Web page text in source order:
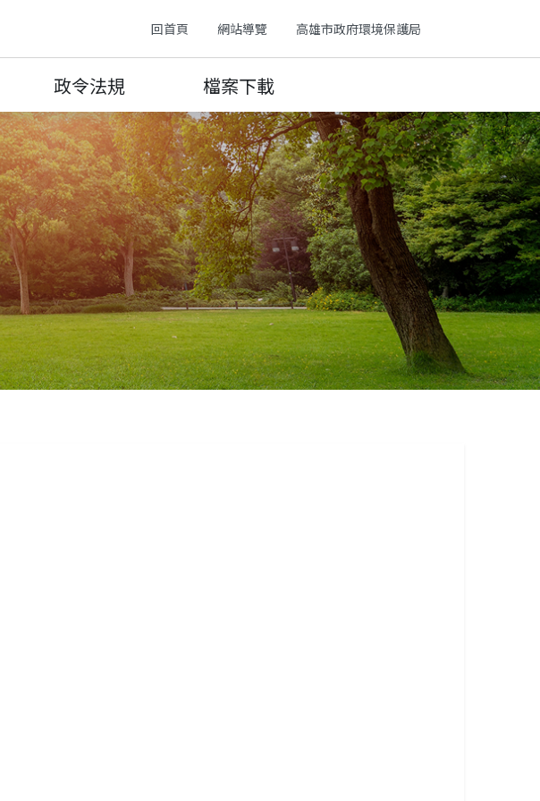
回首頁 網站導覽 高雄市政府環境保護局
政令法規 檔案下載